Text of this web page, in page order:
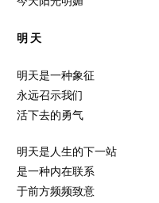
明 天
明天是一种象征
永远召示我们
活下去的勇气
明天是人生的下一站
是一种内在联系
于前方频频致意